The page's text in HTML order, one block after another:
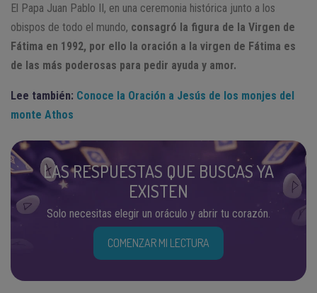
El Papa Juan Pablo II, en una ceremonia histórica junto a los
obispos de todo el mundo, consagró la figura de la Virgen de
Fátima en 1992, por ello la oración a la virgen de Fátima es
de las más poderosas para pedir ayuda y amor.
Lee también: Conoce la Oración a Jesús de los monjes del
monte Athos
LAS RESPUESTAS QUE BUSCAS YA
EXISTEN
Solo necesitas elegir un oráculo y abrir tu corazón.
COMENZAR MI LECTURA